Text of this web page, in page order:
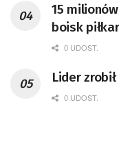
15
boisk
0 UDOST.
Lider
0 UDOST.